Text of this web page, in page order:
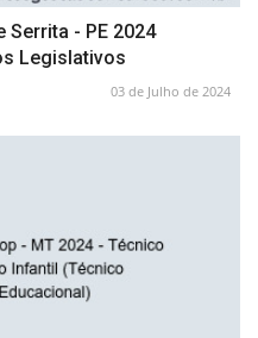
Serrita - PE 2024
Legislativos
03 de Julho de 2024